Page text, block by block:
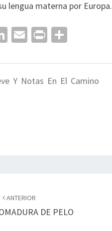
lengua materna por Europa.
Li
ke
dI
E
ai
l
Pr
t
m
p
Y Notas En El Camino
ANTERIOR
DE PELO